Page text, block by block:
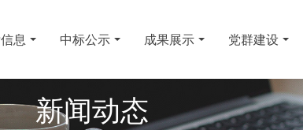
息 中标公示 成果展示 党群建设
新闻动态